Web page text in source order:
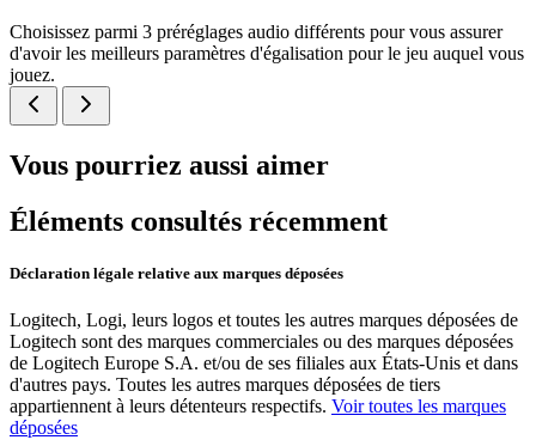
Choisissez parmi 3 préréglages audio différents pour vous assurer
d'avoir les meilleurs paramètres d'égalisation pour le jeu auquel vous
jouez.
Vous pourriez aussi aimer
Éléments consultés récemment
Déclaration légale relative aux marques déposées
Logitech, Logi, leurs logos et toutes les autres marques déposées de
Logitech sont des marques commerciales ou des marques déposées
de Logitech Europe S.A. et/ou de ses filiales aux États-Unis et dans
d'autres pays. Toutes les autres marques déposées de tiers
appartiennent à leurs détenteurs respectifs. Voir toutes les marques
déposées